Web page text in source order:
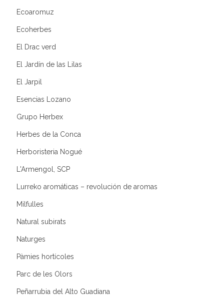
Ecoaromuz
Ecoherbes
El Drac verd
El Jardín de las Lilas
El Jarpil
Esencias Lozano
Grupo Herbex
Herbes de la Conca
Herboristeria Nogué
L'Armengol, SCP
Lurreko aromáticas – revolución de aromas
Milfulles
Natural subirats
Naturges
Pàmies hortícoles
Parc de les Olors
Peñarrubia del Alto Guadiana